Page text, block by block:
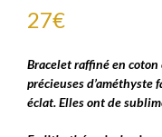
27€
Bracelet raffiné en coton
précieuses
éclat. Elles ont de